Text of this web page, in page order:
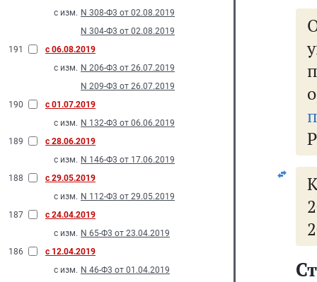
с изм. N 308-Ф3 от 02.08.2019
N 304-Ф3 от 02.08.2019
191
с 06.08.2019
с изм. N 206-Ф3 от 26.07.2019
N 209-Ф3 от 26.07.2019
190
с 01.07.2019
с изм. N 132-Ф3 от 06.06.2019
189
с 28.06.2019
с изм. N 146-Ф3 от 17.06.2019
188
с 29.05.2019
с изм. N 112-Ф3 от 29.05.2019
187
с 24.04.2019
с изм. N 65-Ф3 от 23.04.2019
186
с 12.04.2019
с изм. N 46-Ф3 от 01.04.2019